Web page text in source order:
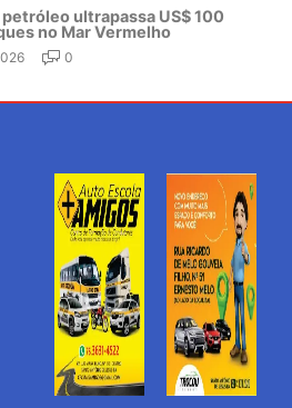
petróleo ultrapassa US$ 100
no Mar Vermelho
0